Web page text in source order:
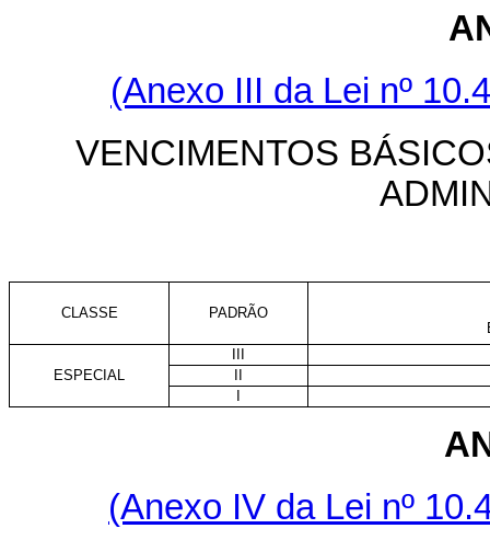
(Anexo III da Lei nº
VENCIMENTOS
CLASSE
PADRÃO
ESPECIAL
(Anexo IV da Lei nº